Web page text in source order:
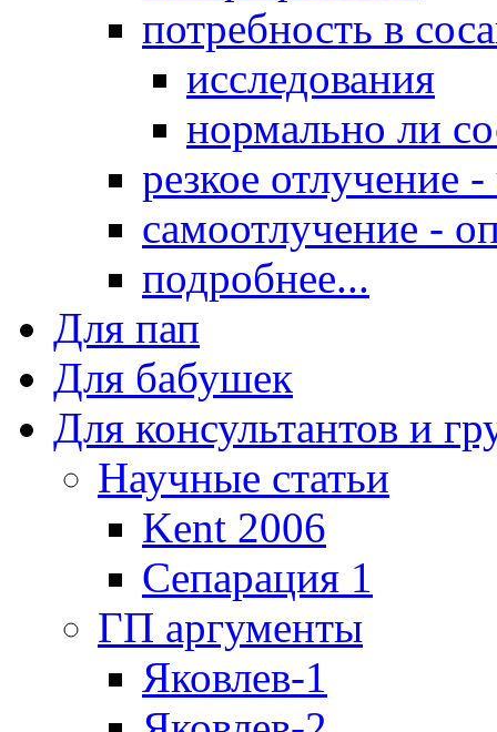
потребность в
исследования
нормально ли
резкое отлучение
самоотлучение -
подробнее...
Для пап
Для бабушек
Для консультантов и
Научные статьи
Kent 2006
Сепарация 1
ГП аргументы
Яковлев-1